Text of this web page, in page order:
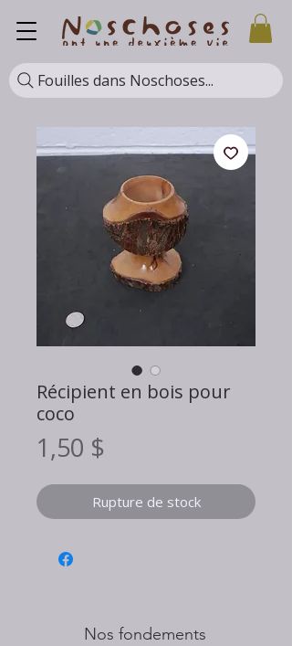
Fouilles dans Noschoses...
Récipient en bois pour
coco
1,50 $
Rupture de stock
Nos fondements